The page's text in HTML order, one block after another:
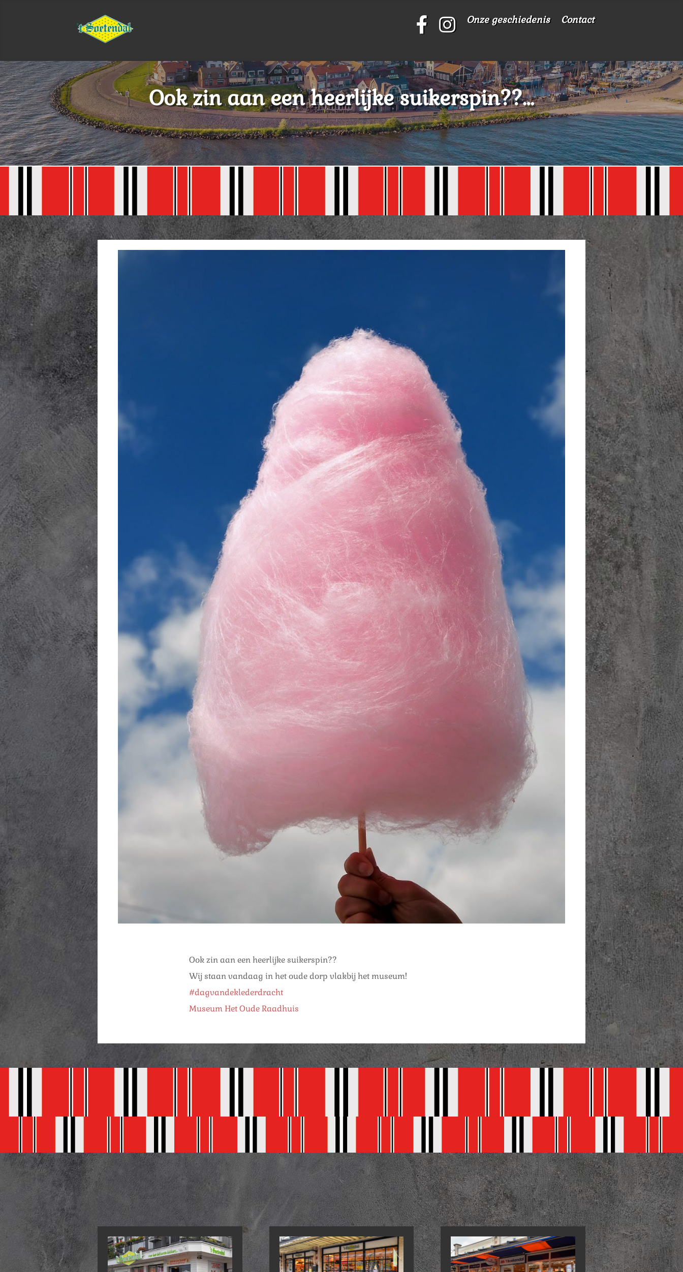
Onze geschiedenis Contact
Ook zin aan een heerlijke suikerspin??…
Ook zin aan een heerlijke suikerspin??
Wij staan vandaag in het oude dorp vlakbij het museum!
#dagvandeklederdracht
Museum Het Oude Raadhuis